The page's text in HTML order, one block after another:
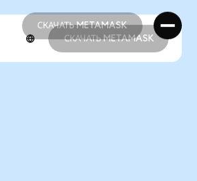
СКАЧАТЬ METAMASK
СКАЧАТЬ METAMASK
СКАЧАТЬ METAMASK